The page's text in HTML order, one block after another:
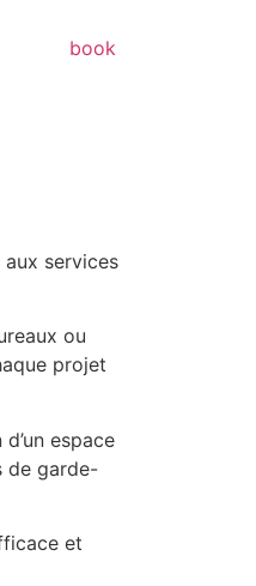
book
services
ou
projet
espace
de garde-
et